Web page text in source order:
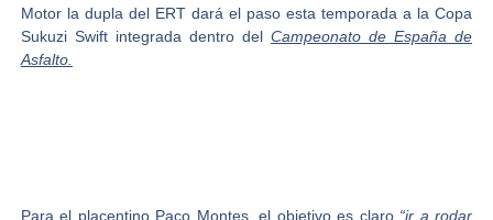
Motor la dupla del ERT dará el paso esta temporada a laCopa
Sukuzi Swiftintegrada dentro delCampeonato de España de
Asfalto.
Para el placentino Paco Montes, el objetivo es claro “ir a rodar